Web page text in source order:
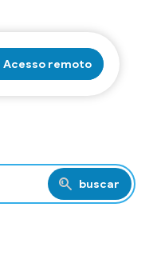
Acesso remoto
buscar